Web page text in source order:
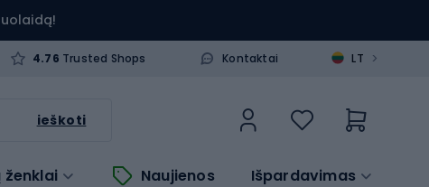
4.76 Trusted Shops Kontaktai LT >
ieškoti
ženklai Naujienos Išpardavimas